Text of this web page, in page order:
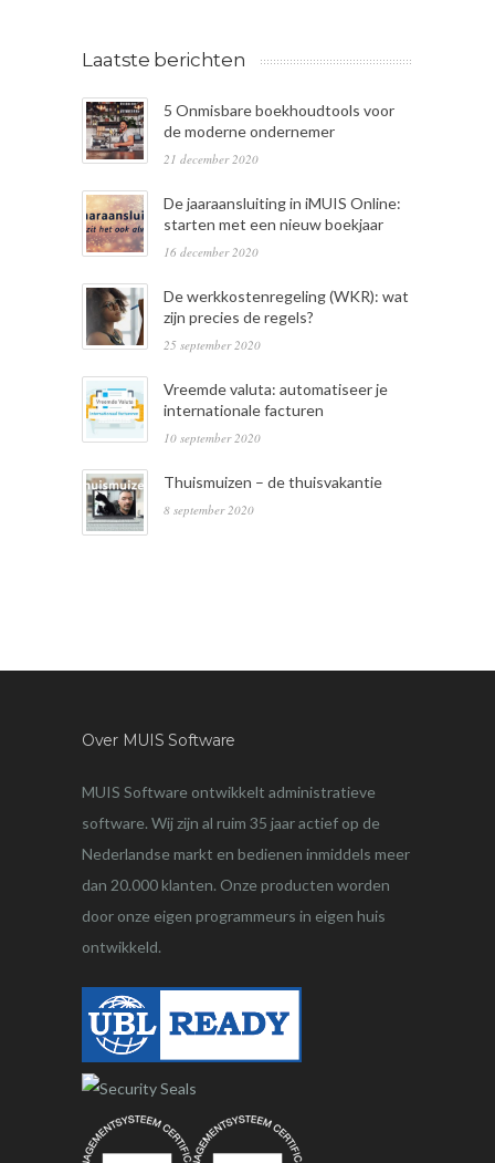
Laatste berichten
5 Onmisbare boekhoudtools voor
de moderne ondernemer
21 december 2020
De jaaraansluiting in iMUIS Online:
starten met een nieuw boekjaar
16 december 2020
De werkkostenregeling (WKR): wat
zijn precies de regels?
25 september 2020
Vreemde valuta: automatiseer je
internationale facturen
10 september 2020
Thuismuizen – de thuisvakantie
8 september 2020
Over MUIS Software
MUIS Software ontwikkelt administratieve
software. Wij zijn al ruim 35 jaar actief op de
Nederlandse markt en bedienen inmiddels meer
dan 20.000 klanten. Onze producten worden
door onze eigen programmeurs in eigen huis
ontwikkeld.